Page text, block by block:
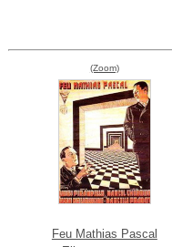
(Zoom)
Feu Mathias Pascal